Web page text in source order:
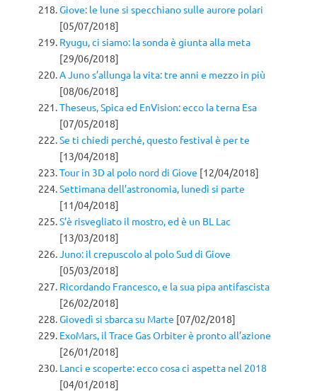
Giove: le lune si specchiano sulle aurore polari
[05/07/2018]
Ryugu, ci siamo: la sonda è giunta alla meta
[29/06/2018]
A Juno s’allunga la vita: tre anni e mezzo in più
[08/06/2018]
Theseus, Spica ed EnVision: ecco la terna Esa
[07/05/2018]
Se ti chiedi perché, questo festival è per te
[13/04/2018]
Tour in 3D al polo nord di Giove [12/04/2018]
Settimana dell’astronomia, lunedì si parte
[11/04/2018]
S’è risvegliato il mostro, ed è un BL Lac
[13/03/2018]
Juno: il crepuscolo al polo Sud di Giove
[05/03/2018]
Ricordando Francesco, e la sua pipa antifascista
[26/02/2018]
Giovedì si sbarca su Marte [07/02/2018]
ExoMars, il Trace Gas Orbiter è pronto all’azione
[26/01/2018]
Lanci e scoperte: ecco cosa ci aspetta nel 2018
[04/01/2018]